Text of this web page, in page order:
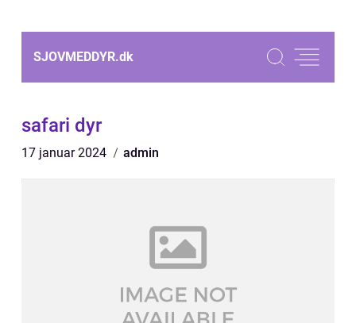
SJOVMEDDYR.dk
safari dyr
17 januar 2024 admin